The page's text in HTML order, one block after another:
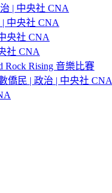
| 中央社 CNA
中央社 CNA
央社 CNA
社 CNA
Rock Rising 音樂比賽
僑民 | 政治 | 中央社 CNA